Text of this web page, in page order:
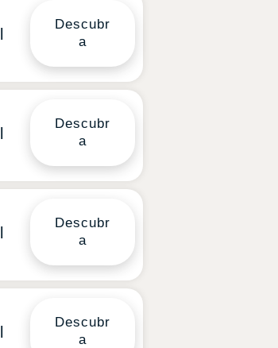
Descubr
a
Descubr
a
Descubr
a
Descubr
a